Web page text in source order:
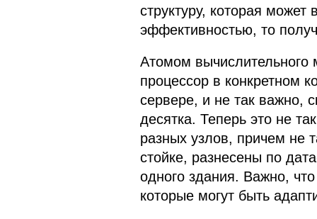
структуру, которая может
эффективностью, то
Атомом
процессор в конкретном
сервере, и не так важно,
десятка. Теперь это не
разных узлов, причем не
стойке, разнесены по
одного здания. Важно,
которые могут быть